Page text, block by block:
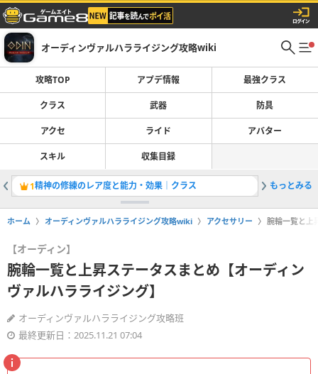
オーディンヴァルハラライジング攻略wiki
攻略TOP アプデ情報 最強クラス
クラス 武器 防具
アクセ ライド アバター
スキル 収集目録
1精神の修練のレア度と能力・効果｜クラス もっとみる
ホーム オーディンヴァルハラライジング攻略wiki アクセサリー 腕輪一覧と上
【オーディン】
腕輪一覧と上昇ステータスまとめ【オーディン
ヴァルハラライジング】
オーディンヴァルハラライジング攻略班
最終更新日：2025.11.21 07:04